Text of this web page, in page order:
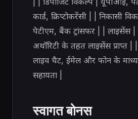
कार्ड, क्रिप्टोकरेंसी | | निकासी
पेटीएम, बैंक ट्रांसफर | | लाइसेंस
अथॉरिटी के तहत लाइसेंस प्राप्त | |
लाइव चैट, ईमेल और फोन के
सहायता |
स्वागत बोनस